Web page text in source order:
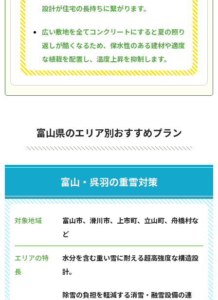
設計が住宅の長持ちに繋がります。
広い敷地を全てコンクリートにすると夏の照り
返しが酷くなるため、保水性のある建材や適度
な植栽を配置し、温度上昇を抑制します。
富山県のエリア別おすすめプラン
富山・呉羽の重雪対策
対象地域
富山市、滑川市、上市町、立山町、舟橋村な
ど
エリアの特
長
水分を含む重い雪に耐える超高強度な構造設
計。
除雪の負担を軽減する消雪・融雪設備の連